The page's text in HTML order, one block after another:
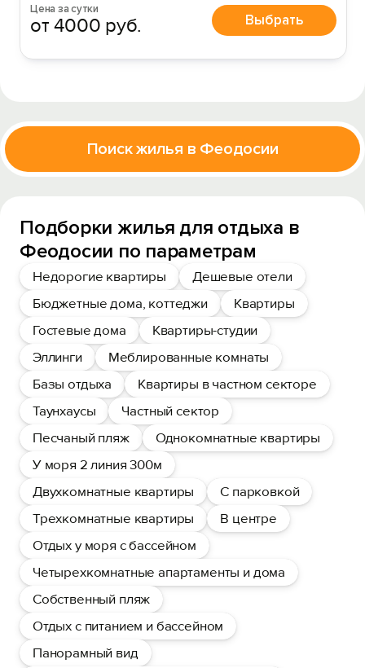
Цена за сутки
от 4000 руб. Выбрать
Поиск жилья в Феодосии
Подборки жилья для отдыха в
Феодосии по параметрам
Недорогие квартиры
Дешевые отели
Бюджетные дома, коттеджи
Квартиры
Гостевые дома
Квартиры-студии
Эллинги
Меблированные комнаты
Базы отдыха
Квартиры в частном секторе
Таунхаусы
Частный сектор
Песчаный пляж
Однокомнатные квартиры
У моря 2 линия 300м
Двухкомнатные квартиры
С парковкой
Трехкомнатные квартиры
В центре
Отдых у моря с бассейном
Четырехкомнатные апартаменты и дома
Собственный пляж
Отдых с питанием и бассейном
Панорамный вид